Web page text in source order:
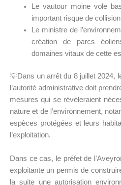
Le vautour moine vole
important risque de
Le ministre de
création de parcs
domaines vitaux de cette
💡Dans un arrêt du 8 juillet 2024,
l’autorité administrative doit
mesures qui se révèleraient
nature et de l’environnement,
espèces protégées et leurs
l’exploitation.
Dans ce cas, le préfet de
exploitante un permis de
la suite une autorisation